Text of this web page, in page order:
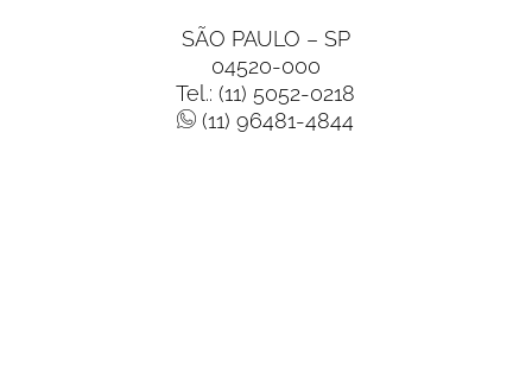
SÃO PAULO – SP
04520-000
Tel.: (11) 5052-0218
(11) 96481-4844